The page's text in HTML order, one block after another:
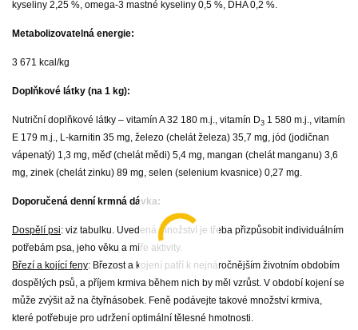
kyseliny 2,25 %, omega-3 mastné kyseliny 0,5 %, DHA 0,2 %.
Metabolizovatelná energie:
3 671 kcal/kg
Doplňkové látky (na 1 kg):
Nutriční doplňkové látky – vitamín A 32 180 m.j., vitamín D3 1 580 m.j., vitamín
E 179 m.j., L-karnitin 35 mg, železo (chelát železa) 35,7 mg, jód (jodičnan
vápenatý) 1,3 mg, měď (chelát mědi) 5,4 mg, mangan (chelát manganu) 3,6
mg, zinek (chelát zinku) 89 mg, selen (selenium kvasnice) 0,27 mg.
Doporučená denní krmná dávka:
Dospělí psi: viz tabulku. Uvedená množství je třeba přizpůsobit individuálním
potřebám psa, jeho věku a míře aktivity.
Březí a kojící feny: Březost a kojení patří k nejnáročnějším životním obdobím
dospělých psů, a příjem krmiva během nich by měl vzrůst. V období kojení se
může zvýšit až na čtyřnásobek. Feně podávejte takové množství krmiva,
které potřebuje pro udržení optimální tělesné hmotnosti.